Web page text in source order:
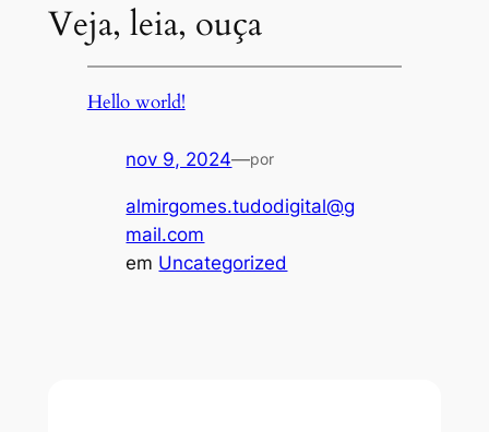
Veja, leia, ouça
Hello world!
nov 9, 2024—por
almirgomes.tudodigital@g
mail.com
em Uncategorized